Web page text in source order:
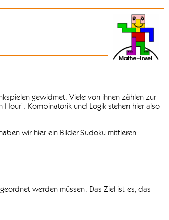
gewidmet. Viele von ihnen zählen zur
Hour". Kombinatorik und Logik stehen hier also
wir hier ein Bilder-Sudoku mittleren
werden müssen. Das Ziel ist es, das